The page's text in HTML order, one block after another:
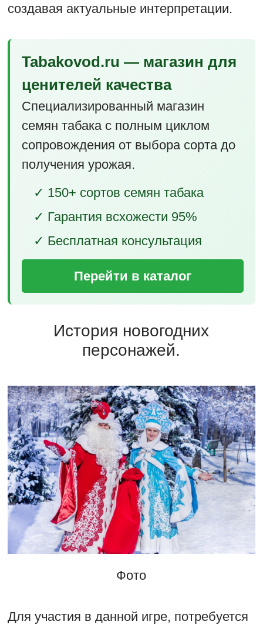
создавая актуальные интерпретации.
Tabakovod.ru — магазин для
ценителей качества
Специализированный магазин
семян табака с полным циклом
сопровождения от выбора сорта до
получения урожая.
✓ 150+ сортов семян табака
✓ Гарантия всхожести 95%
✓ Бесплатная консультация
Перейти в каталог
История новогодних
персонажей.
Фото
Для участия в данной игре, потребуется